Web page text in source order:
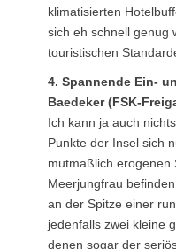
klimatisierten
sich eh schnell genug
touristischen
4. Spannende Ein-
Baedeker (FSK-
Ich kann ja auch
Punkte der Insel sich
mutmaßlich erogenen
Meerjungfrau
an der Spitze einer
jedenfalls zwei kleine
denen sogar der